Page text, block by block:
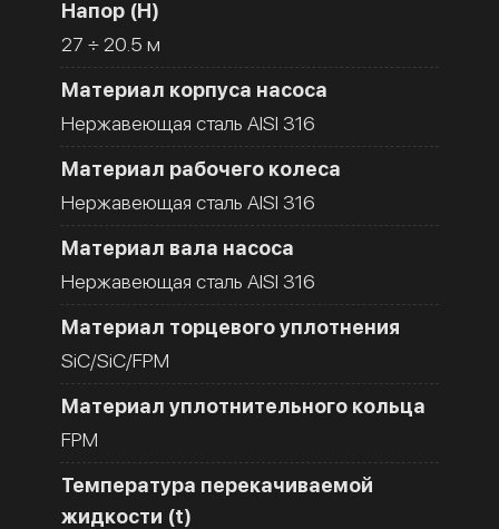
Напор (H)
27 ÷ 20.5 м
Материал корпуса насоса
Нержавеющая сталь AISI 316
Материал рабочего колеса
Нержавеющая сталь AISI 316
Материал вала насоса
Нержавеющая сталь AISI 316
Материал торцевого уплотнения
SiC/SiC/FPM
Материал уплотнительного кольца
FPM
Температура перекачиваемой
жидкости (t)